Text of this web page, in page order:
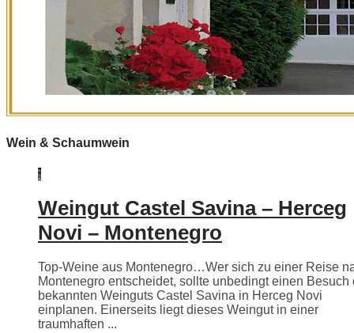
Wein & Schaumwein
Weingut Castel Savina – Herceg
Novi – Montenegro
Top-Weine aus Montenegro…Wer sich zu einer Reise
Montenegro entscheidet, sollte unbedingt einen Besuch
bekannten Weinguts Castel Savina in Herceg Novi
einplanen. Einerseits liegt dieses Weingut in einer
traumhaften ...